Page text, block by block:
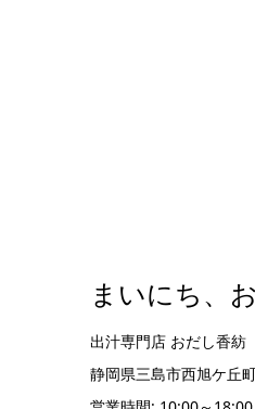
まいにち、
出汁専門店 おだし香紡
静岡県三島市西旭ケ丘